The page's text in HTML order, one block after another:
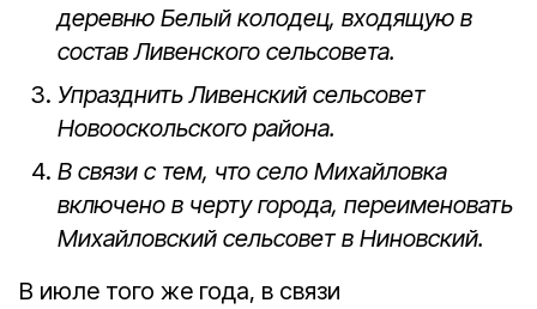
деревню Белый колодец, входящую в
состав Ливенского сельсовета.
Упразднить Ливенский сельсовет
Новооскольского района.
В связи с тем, что село Михайловка
включено в черту города, переименовать
Михайловский сельсовет в Ниновский.
В июле того же года, в связи